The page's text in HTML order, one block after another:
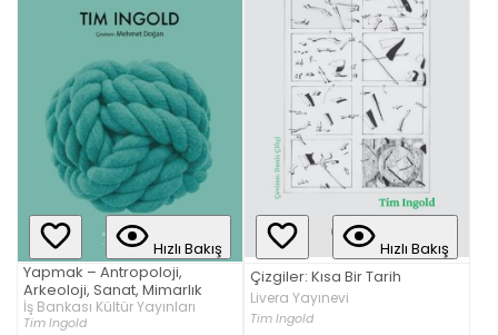
Hızlı Bakış
Yapmak – Antropoloji,
Arkeoloji, Sanat, Mimarlık
İş Bankası Kültür Yayınları
Tim Ingold
Hızlı Bakış
Çizgiler: Kısa Bir Tarih
Livera Yayınevi
Tim Ingold